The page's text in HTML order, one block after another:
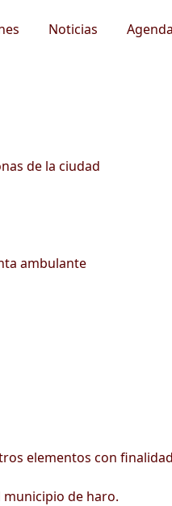
Noticias Agenda
de la ciudad
ambulante
elementos con
municipio de haro.